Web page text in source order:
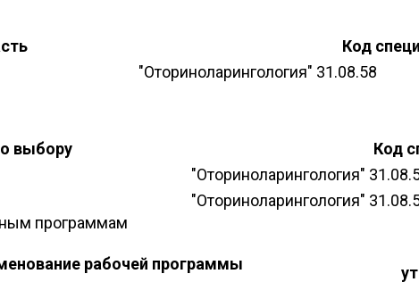
Код
"Оториноларингология" 31.08.58
выбору Код
"Оториноларингология"
"Оториноларингология"
программам
рабочей программы